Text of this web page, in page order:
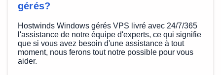
gérés?
Hostwinds Windows gérés VPS livré avec 24/7/365
l'assistance de notre équipe d'experts, ce qui signifie
que si vous avez besoin d'une assistance à tout
moment, nous ferons tout notre possible pour vous
aider.